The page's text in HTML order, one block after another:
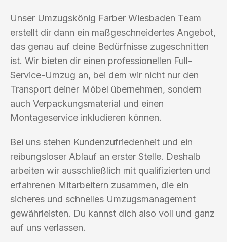
Unser Umzugskönig Farber Wiesbaden Team
erstellt dir dann ein maßgeschneidertes Angebot,
das genau auf deine Bedürfnisse zugeschnitten
ist. Wir bieten dir einen professionellen Full-
Service-Umzug an, bei dem wir nicht nur den
Transport deiner Möbel übernehmen, sondern
auch Verpackungsmaterial und einen
Montageservice inkludieren können.
Bei uns stehen Kundenzufriedenheit und ein
reibungsloser Ablauf an erster Stelle. Deshalb
arbeiten wir ausschließlich mit qualifizierten und
erfahrenen Mitarbeitern zusammen, die ein
sicheres und schnelles Umzugsmanagement
gewährleisten. Du kannst dich also voll und ganz
auf uns verlassen.